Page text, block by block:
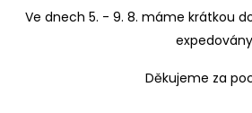
Ve dnech 5. - 9. 8. máme krátkou
Děkujeme za